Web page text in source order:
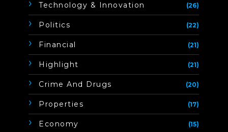
Technology & Innovation (26)
Politics (22)
Financial (21)
Highlight (21)
Crime And Drugs (20)
Properties (17)
Economy (15)